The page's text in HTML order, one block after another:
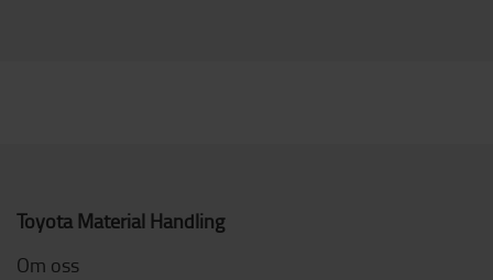
Toyota Material Handling
Om oss